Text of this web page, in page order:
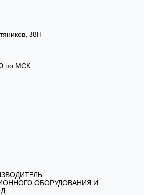
38Н
по МСК
ОБОРУДОВАНИЯ И